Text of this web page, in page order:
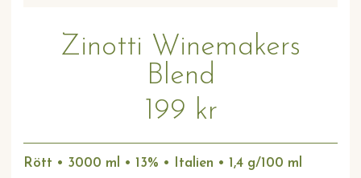
Zinotti Winemakers
Blend
199 kr
Rött • 3000 ml • 13% • Italien • 1,4 g/100 ml